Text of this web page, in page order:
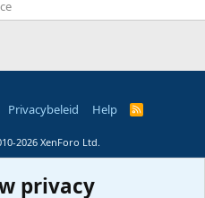
Privacybeleid Help
R
2026 XenForo Ltd.
privacy